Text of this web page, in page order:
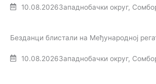
10.08.2026Западнобачки округ,
Безданци блистали на Међународној
10.08.2026Западнобачки округ,